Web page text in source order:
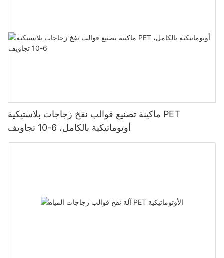
ماكينة تصنيع قوالب نفخ زجاجات بلاستيكية PET
أوتوماتيكية بالكامل، 6-10 تجاويف